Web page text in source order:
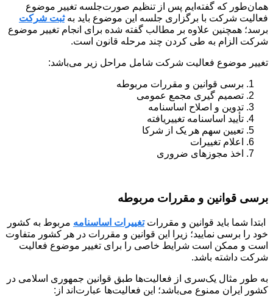
همان‌طور که گفته‌ایم پس از تنظیم صورت‌جلسه تغییر موضوع
فعالیت شرکت با برگزاری جلسه این موضوع باید بهثبت شرکت
برسد؛ همچنین علاوه بر مطالب گفته شده برای انجام تغییر موضوع
شرکت الزام به طی کردن چند مرحله قانون است.
تغییر موضوع فعالیت شرکت شامل مراحل زیر می‌باشد:
برسی قوانین و مقررات مربوطه
تصمیم گیری مجمع عمومی
تدوین و اصلاح اساسنامه
تأیید اساسنامه تغییریافته
تعیین سهم هر یک از شرکا
اعلام تغییرات
اخذ مجوزهای ضروری
برسی قوانین و مقررات مربوطه
ابتدا شما باید قوانین و مقرراتتغییرات اساسنامه مربوط به کشور
خود را برسی نمایید؛ زیرا این قوانین و مقررات در هر کشور متفاوت
است و ممکن است شرایط خاصی را برای تغییر موضوع فعالیت
شرکت داشته باشد.
به طور مثال یک‌سری از فعالیت‌ها طبق قوانین جمهوری اسلامی در
کشور ایران ممنوع می‌باشد؛ این فعالیت‌ها عبارت‌اند از: